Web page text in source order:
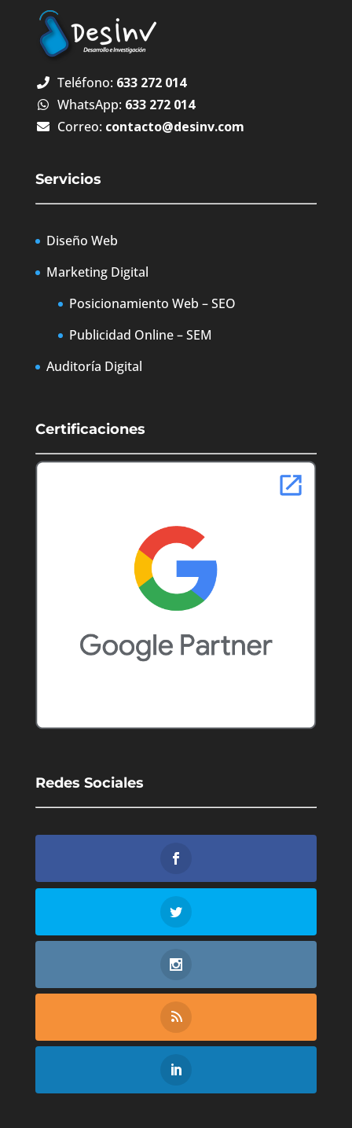
Teléfono: 633 272 014
WhatsApp: 633 272 014
Correo: contacto@desinv.com
Servicios
Diseño Web
Marketing Digital
Posicionamiento Web – SEO
Publicidad Online – SEM
Auditoría Digital
Certificaciones
Redes Sociales